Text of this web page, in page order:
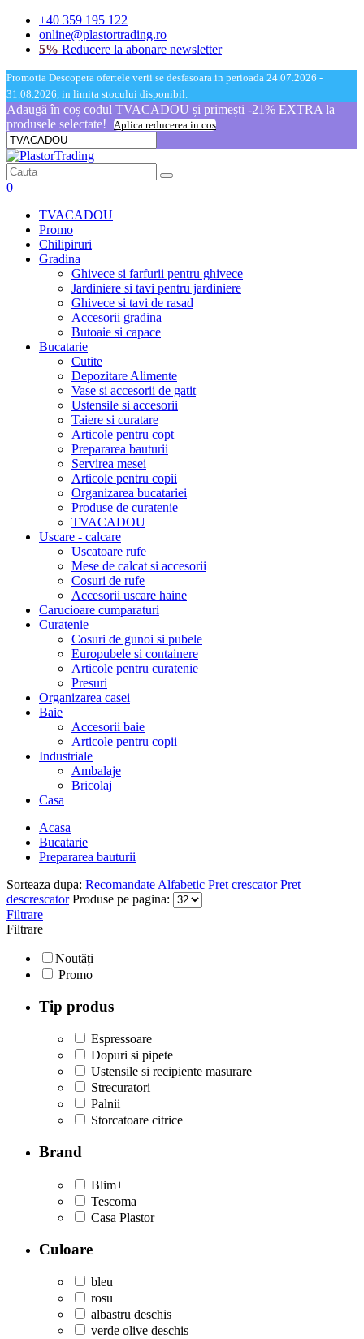
+40 359 195 122
online@plastortrading.ro
5% Reducere la abonare newsletter
Promotia Descopera ofertele verii se desfasoara in perioada 24.07.2026 -
31.08.2026, in limita stocului disponibil.
Adaugă în coș codul TVACADOU și primești -21% EXTRA la
produsele selectate!
Aplica reducerea in cos
0
TVACADOU
Promo
Chilipiruri
Gradina
Ghivece si farfurii pentru ghivece
Jardiniere si tavi pentru jardiniere
Ghivece si tavi de rasad
Accesorii gradina
Butoaie si capace
Bucatarie
Cutite
Depozitare Alimente
Vase si accesorii de gatit
Ustensile si accesorii
Taiere si curatare
Articole pentru copt
Prepararea bauturii
Servirea mesei
Articole pentru copii
Organizarea bucatariei
Produse de curatenie
TVACADOU
Uscare - calcare
Uscatoare rufe
Mese de calcat si accesorii
Cosuri de rufe
Accesorii uscare haine
Carucioare cumparaturi
Curatenie
Cosuri de gunoi si pubele
Europubele si containere
Articole pentru curatenie
Presuri
Organizarea casei
Baie
Accesorii baie
Articole pentru copii
Industriale
Ambalaje
Bricolaj
Casa
Acasa
Bucatarie
Prepararea bauturii
Sorteaza dupa: Recomandate Alfabetic Pret crescator Pret
descrescatorProduse pe pagina:
Filtrare
Filtrare
Noutăți
Promo
Tip produs
Espressoare
Dopuri si pipete
Ustensile si recipiente masurare
Strecuratori
Palnii
Storcatoare citrice
Brand
Blim+
Tescoma
Casa Plastor
Culoare
bleu
rosu
albastru deschis
verde olive deschis